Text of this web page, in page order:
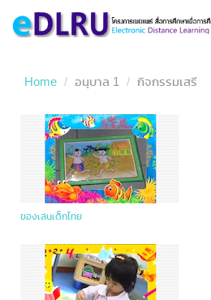
Home อนุบาล 1 กิจกรรมเสรี
ของเล่นเด็กไทย